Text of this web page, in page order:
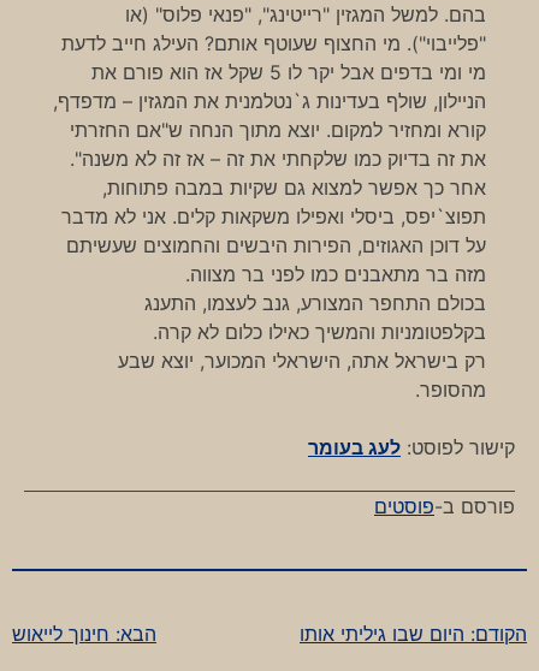
בהם. למשל המגזין "רייטינג", "פנאי פלוס" (או
"פלייבוי"). מי החצוף שעוטף אותם? העילג חייב לדעת
מי ומי בדפים אבל יקר לו 5 שקל אז הוא פורם את
הניילון, שולף בעדינות ג`נטלמנית את המגזין – מדפדף,
קורא ומחזיר למקום. יוצא מתוך הנחה ש"אם החזרתי
את זה בדיוק כמו שלקחתי את זה – אז זה לא משנה".
אחר כך אפשר למצוא גם שקיות במבה פתוחות,
תפוצ`יפס, ביסלי ואפילו משקאות קלים. אני לא מדבר
על דוכן האגוזים, הפירות היבשים והחמוצים שעשיתם
מזה בר מתאבנים כמו לפני בר מצווה.
בכולם התחפר המצורע, גנב לעצמו, התענג
בקלפטומניות והמשיך כאילו כלום לא קרה.
רק בישראל אתה, הישראלי המכוער, יוצא שבע
מהסופר.
קישור לפוסט: לעג בעומר
פורסם ב-פוסטים
ניווט
הקודם: היום שבו גיליתי אותו הבא: חינוך לייאוש